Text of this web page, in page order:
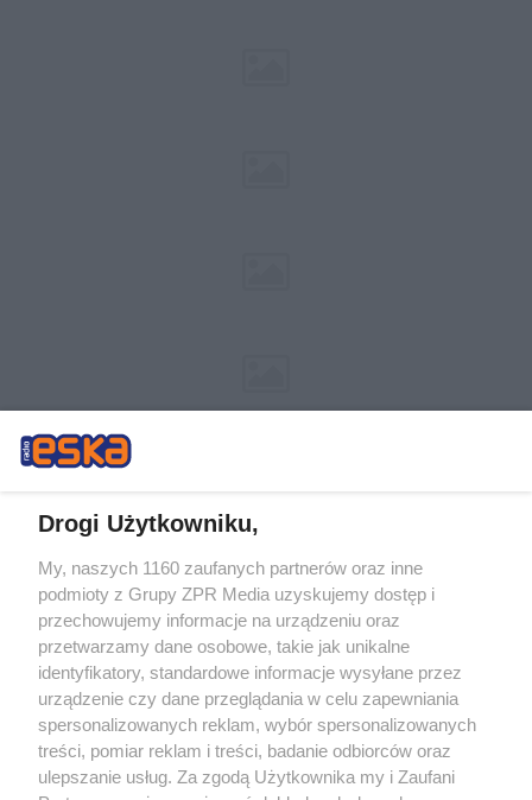
Żaden utwór zamieszczony w serwisie nie może być powielany i
rozpowszechniany lub dalej rozpowszechniany w jakikolwiek sposób (w
tym także elektroniczny lub mechaniczny) na jakimkolwiek polu
eksploatacji w jakiejkolwiek formie, włącznie z umieszczaniem w Internecie
bez pisemnej zgody właściciela praw. Jakiekolwiek użycie lub
wykorzystanie utworów w całości lub w części z naruszeniem prawa, tzn.
bez właściwej zgody, jest zabronione pod groźbą kary i może być ścigane
prawnie.
Drogi Użytkowniku,
My, naszych 1160 zaufanych partnerów oraz inne
podmioty z Grupy ZPR Media uzyskujemy dostęp i
przechowujemy informacje na urządzeniu oraz
przetwarzamy dane osobowe, takie jak unikalne
identyfikatory, standardowe informacje wysyłane przez
urządzenie czy dane przeglądania w celu zapewniania
spersonalizowanych reklam, wybór spersonalizowanych
treści, pomiar reklam i treści, badanie odbiorców oraz
ulepszanie usług. Za zgodą Użytkownika my i Zaufani